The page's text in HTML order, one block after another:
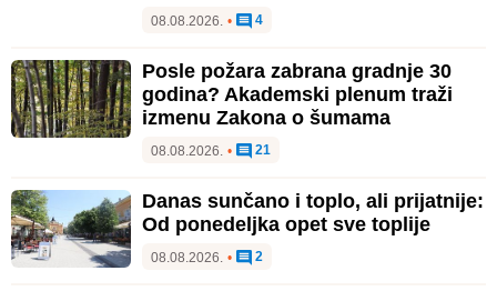
08.08.2026. • 4
Posle požara zabrana gradnje 30
godina? Akademski plenum traži
izmenu Zakona o šumama
08.08.2026. • 21
Danas sunčano i toplo, ali prijatnije:
Od ponedeljka opet sve toplije
08.08.2026. • 2